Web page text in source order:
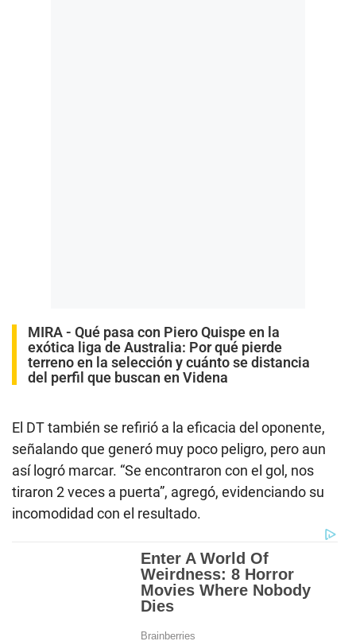
MIRA - Qué pasa con Piero Quispe en la
exótica liga de Australia: Por qué pierde
terreno en la selección y cuánto se distancia
del perfil que buscan en Videna
El DT también se refirió a la eficacia del oponente,
señalando que generó muy poco peligro, pero aun
así logró marcar. “Se encontraron con el gol, nos
tiraron 2 veces a puerta”, agregó, evidenciando su
incomodidad con el resultado.